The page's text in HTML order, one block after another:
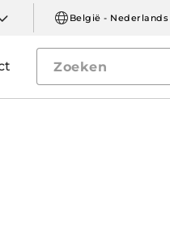
België - Nederlands